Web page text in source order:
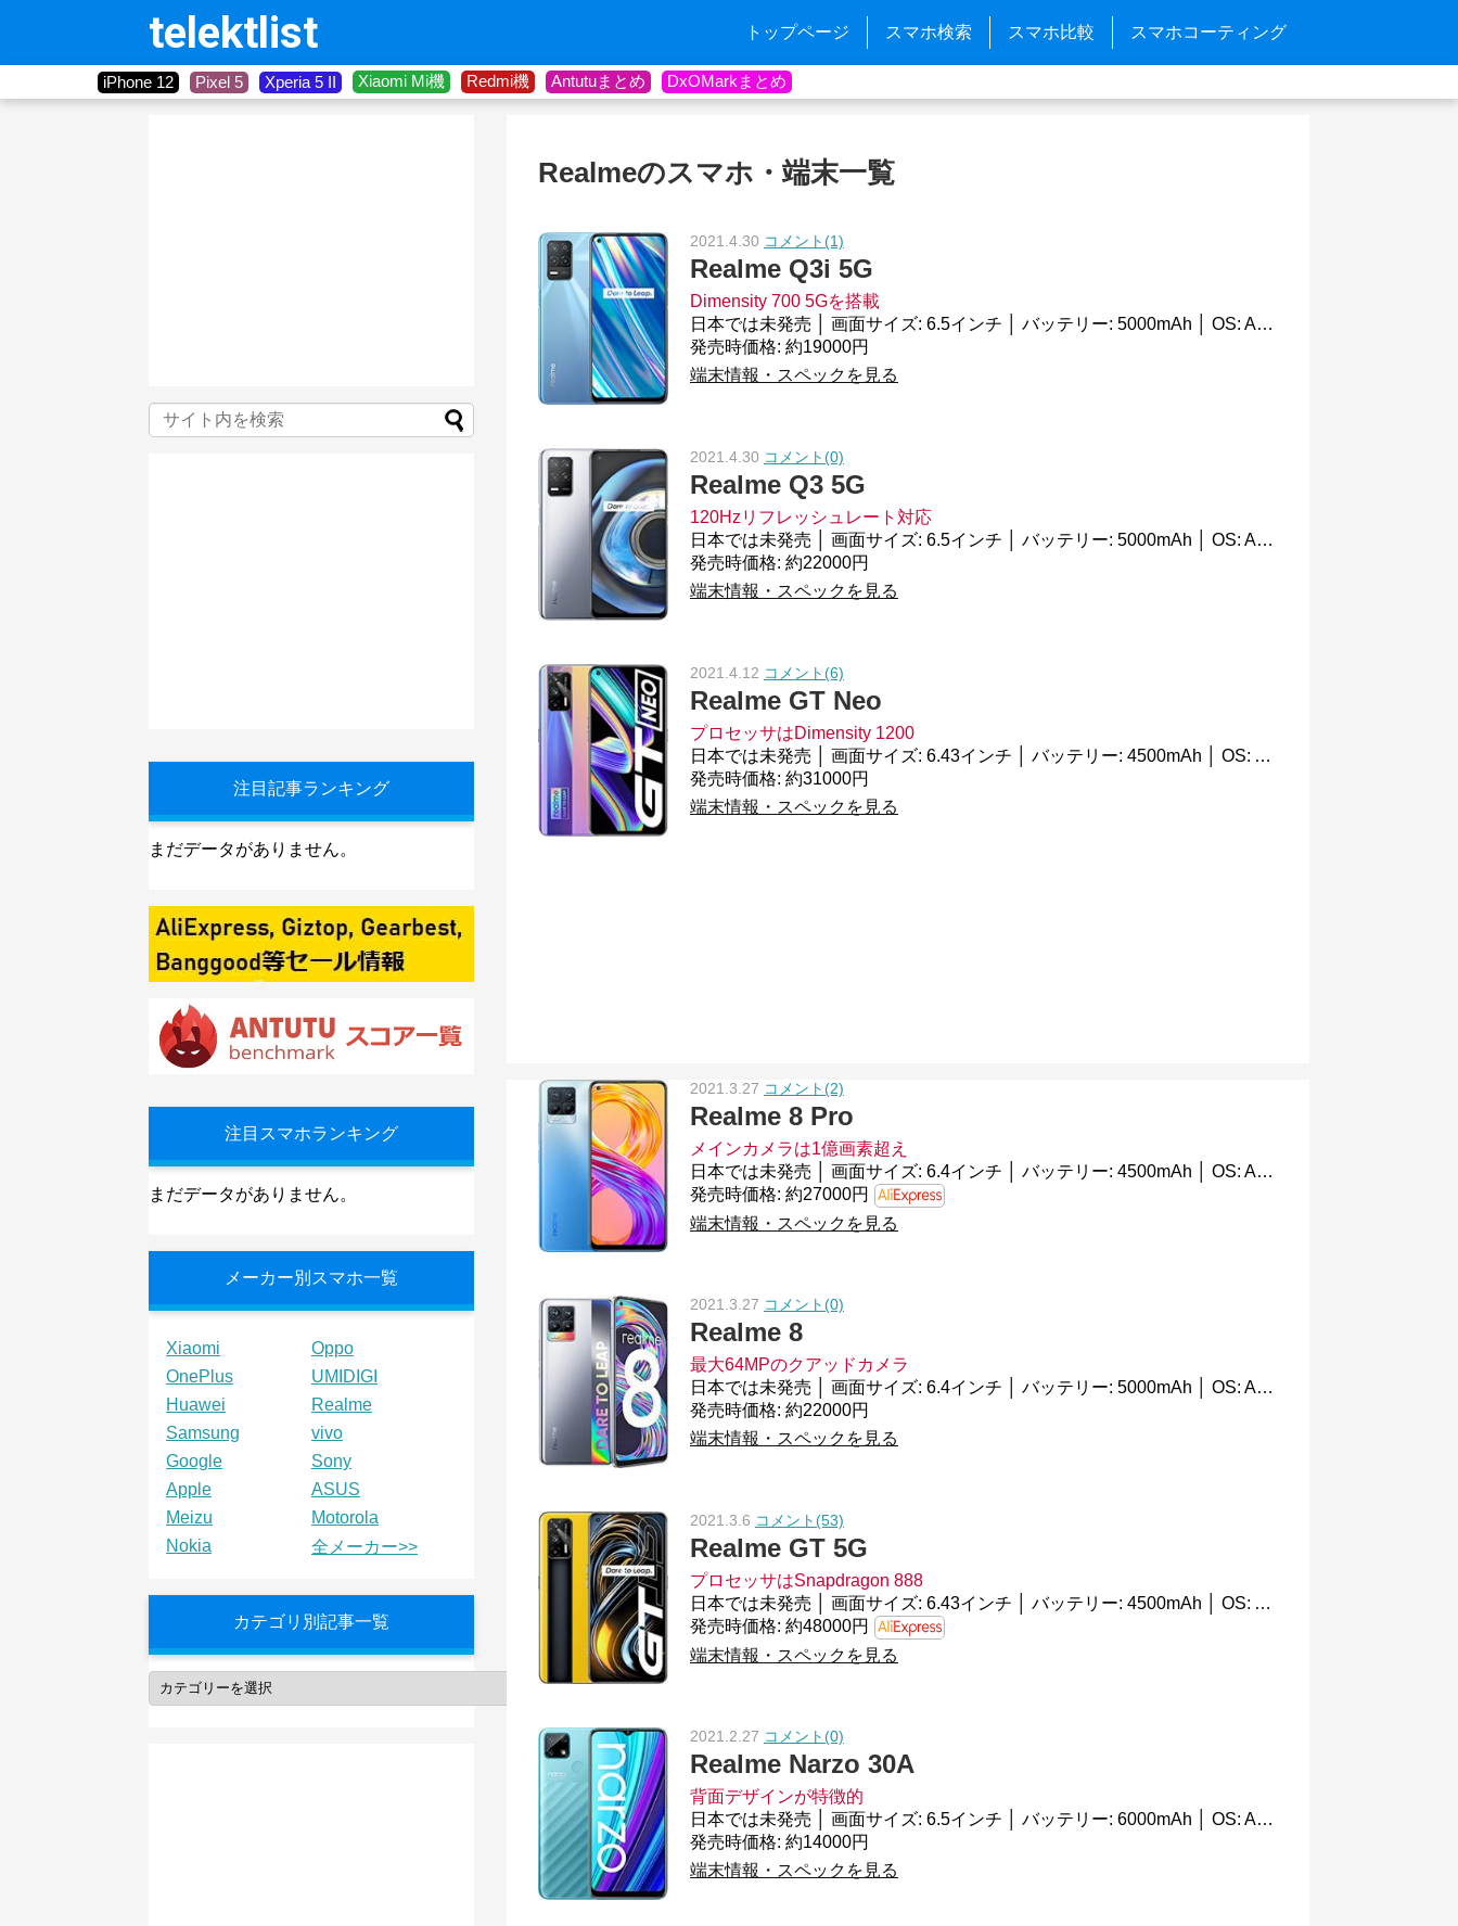
telektlist トップページ スマホ検索 スマホ比較 スマホコーティング
iPhone 12 Pixel 5 Xperia 5 II Xiaomi Mi機 Redmi機 Antutuまとめ DxOMarkまとめ
Realmeのスマホ・端末一覧
2021.4.30 コメント(1)
Realme Q3i 5G
Dimensity 700 5Gを搭載
日本では未発売 │ 画面サイズ: 6.5インチ │ バッテリー: 5000mAh │ OS: Android 11
発売時価格: 約19000円
端末情報・スペックを見る
2021.4.30 コメント(0)
Realme Q3 5G
120Hzリフレッシュレート対応
日本では未発売 │ 画面サイズ: 6.5インチ │ バッテリー: 5000mAh │ OS: Android 11
発売時価格: 約22000円
端末情報・スペックを見る
2021.4.12 コメント(6)
Realme GT Neo
プロセッサはDimensity 1200
日本では未発売 │ 画面サイズ: 6.43インチ │ バッテリー: 4500mAh │ OS: Android 11
発売時価格: 約31000円
端末情報・スペックを見る
2021.3.27 コメント(2)
Realme 8 Pro
メインカメラは1億画素超え
日本では未発売 │ 画面サイズ: 6.4インチ │ バッテリー: 4500mAh │ OS: Android 11
発売時価格: 約27000円
端末情報・スペックを見る
2021.3.27 コメント(0)
Realme 8
最大64MPのクアッドカメラ
日本では未発売 │ 画面サイズ: 6.4インチ │ バッテリー: 5000mAh │ OS: Android 11
発売時価格: 約22000円
端末情報・スペックを見る
2021.3.6 コメント(53)
Realme GT 5G
プロセッサはSnapdragon 888
日本では未発売 │ 画面サイズ: 6.43インチ │ バッテリー: 4500mAh │ OS: Android 11
発売時価格: 約48000円
端末情報・スペックを見る
2021.2.27 コメント(0)
Realme Narzo 30A
背面デザインが特徴的
日本では未発売 │ 画面サイズ: 6.5インチ │ バッテリー: 6000mAh │ OS: Android 10
発売時価格: 約14000円
端末情報・スペックを見る
注目記事ランキング
まだデータがありません。
注目スマホランキング
まだデータがありません。
メーカー別スマホ一覧
Xiaomi
Oppo
OnePlus
UMIDIGI
Huawei
Realme
Samsung
vivo
Google
Sony
Apple
ASUS
Meizu
Motorola
Nokia
全メーカー>>
カテゴリ別記事一覧